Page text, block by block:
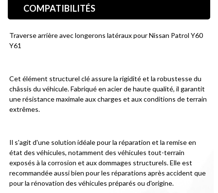
COMPATIBILITÉS
Traverse arrière avec longerons latéraux pour Nissan Patrol Y60
Y61
Cet élément structurel clé assure la rigidité et la robustesse du
châssis du véhicule. Fabriqué en acier de haute qualité, il garantit
une résistance maximale aux charges et aux conditions de terrain
extrêmes.
Il s'agit d'une solution idéale pour la réparation et la remise en
état des véhicules, notamment des véhicules tout-terrain
exposés à la corrosion et aux dommages structurels. Elle est
recommandée aussi bien pour les réparations après accident que
pour la rénovation des véhicules préparés ou d'origine.